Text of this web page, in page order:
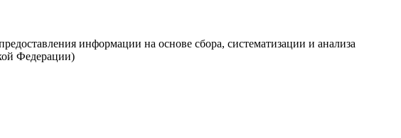
информации на основе сбора, систематизации и анализа
Федерации)